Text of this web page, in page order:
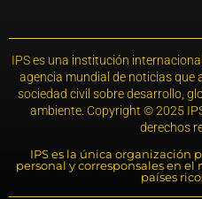
IPS es una institución
agencia mundial de noticias que
sociedad civil sobre desarrollo,
ambiente. Copyright © 2025
derechos
IPS es la única organización
personal y corresponsales en
países